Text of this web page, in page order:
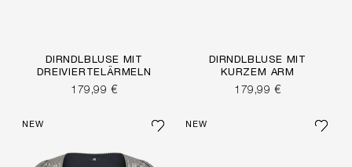
DIRNDLBLUSE MIT
DREIVIERTELÄRMELN
179,99 €
DIRNDLBLUSE MIT
KURZEM ARM
179,99 €
NEW NEW